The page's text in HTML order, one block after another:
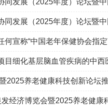
宣称“中国老年保健协会指
目细化基层脑血管疾病的中
2025养老健康科技创新论坛
经济博览会暨2025养老健康